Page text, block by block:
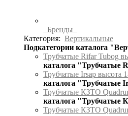
Бренды
Категория: Вертикальные
Подкатегории каталога
Трубчатые Rifar Tubog
каталога "Трубчатые
Трубчатые Irsap высота
каталога "Трубчатые
Трубчатые КЗТО
каталога "Трубчатые
Трубчатые КЗТО